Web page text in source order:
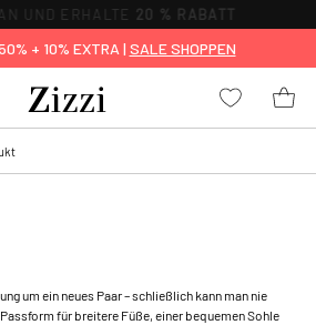
UND ERHALTE 20 % RABATT
+ 10% EXTRA | SALE SHOPPEN
um ein neues Paar – schließlich kann man nie
für breitere Füße, einer bequemen Sohle